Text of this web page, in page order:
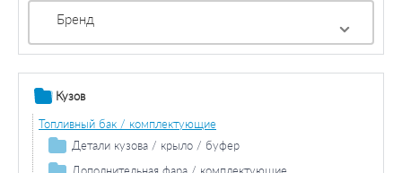
Бренд
Кузов
Топливный бак / комплектующие
Детали кузова / крыло / буфер
Колесная ниша
Дополнительная фара / комплектующие